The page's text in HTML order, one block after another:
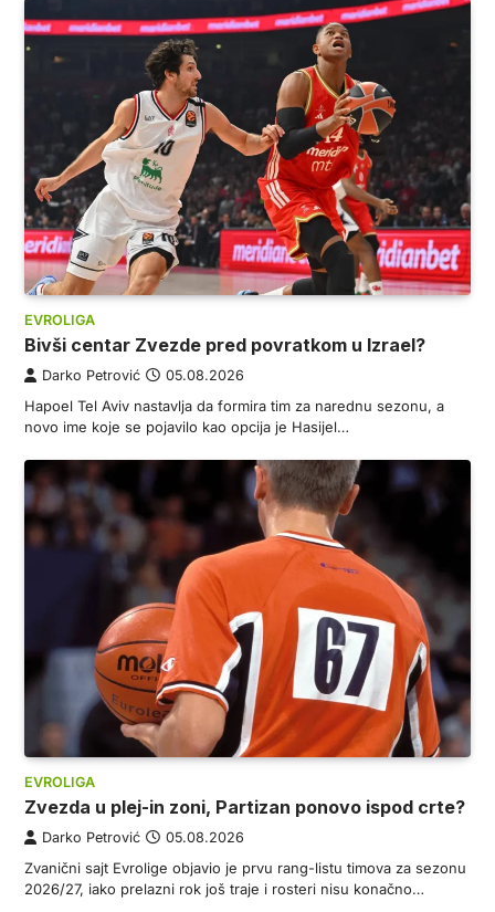
EVROLIGA
Bivši centar Zvezde pred povratkom u Izrael?
Darko Petrović 05.08.2026
Hapoel Tel Aviv nastavlja da formira tim za narednu sezonu, a
novo ime koje se pojavilo kao opcija je Hasijel…
EVROLIGA
Zvezda u plej-in zoni, Partizan ponovo ispod crte?
Darko Petrović 05.08.2026
Zvanični sajt Evrolige objavio je prvu rang-listu timova za sezonu
2026/27, iako prelazni rok još traje i rosteri nisu konačno…